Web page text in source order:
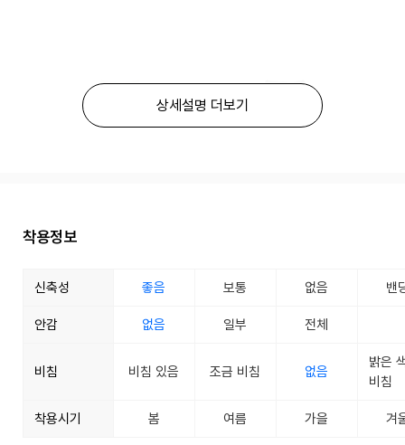
상세설명 더보기
착용정보
신축성 좋음 보통 없음 밴
안감 없음 일부 전체
비침 비침 있음 조금 비침 없음
밝은
비침
착용시기 봄 여름 가을 겨